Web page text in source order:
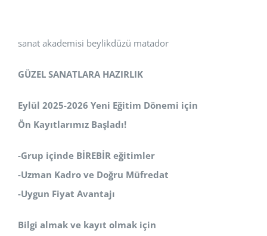
sanat akademisi beylikdüzü matador
GÜZEL SANATLARA HAZIRLIK
Eylül 2025-2026 Yeni Eğitim Dönemi için
Ön Kayıtlarımız Başladı!
-Grup içinde BİREBİR eğitimler
-Uzman Kadro ve Doğru Müfredat
-Uygun Fiyat Avantajı
Bilgi almak ve kayıt olmak için